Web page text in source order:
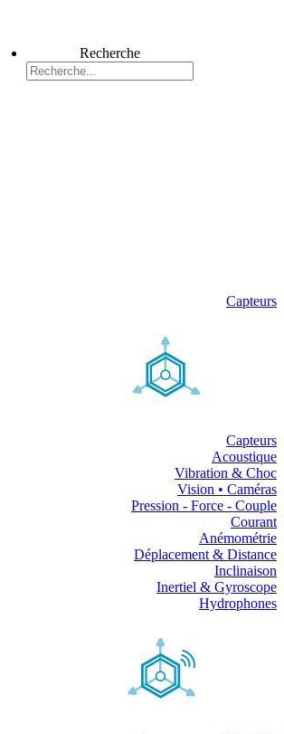
Recherche
Capteurs
Capteurs
Acoustique
Vibration & Choc
Vision • Caméras
Pression - Force - Couple
Courant
Anémométrie
Déplacement & Distance
Inclinaison
Inertiel & Gyroscope
Hydrophones